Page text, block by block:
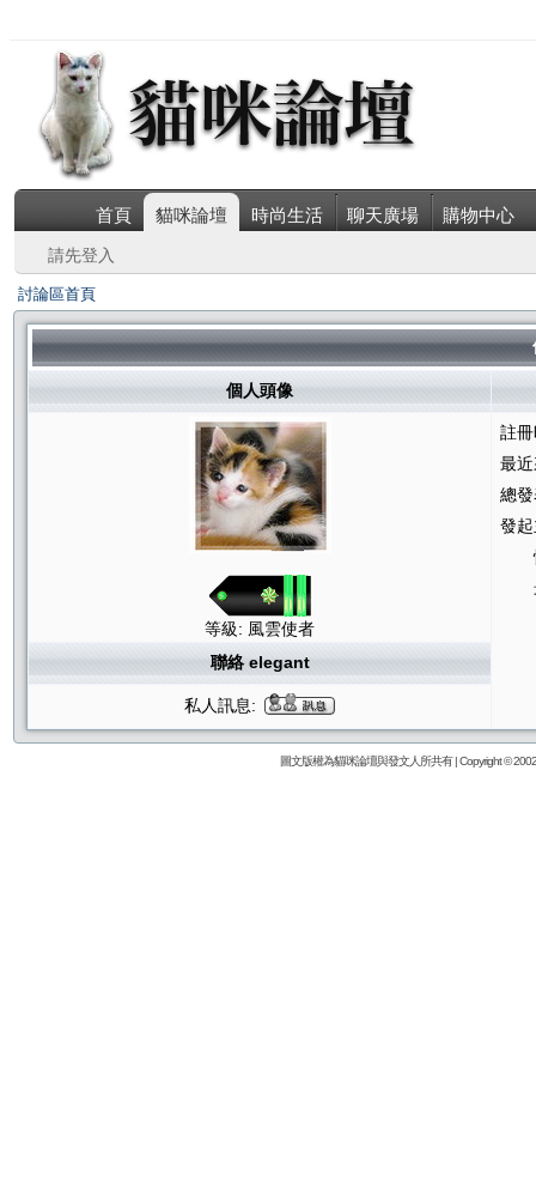
首頁 貓咪論壇 時尚生活 聊天廣場 購物中心
請先登入
討論區首頁
個人頭像
等級: 風雲使者
註
最
總
發
聯絡 elegant
私人訊息:
圖文版權為貓咪論壇與發文人所共有 | Copyright ©